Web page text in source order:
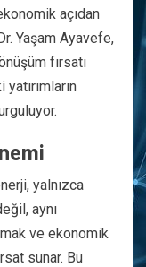
açıdan
Yaşam Ayavefe,
fırsatı
yalnızca
aynı
ve ekonomik
sunar. Bu